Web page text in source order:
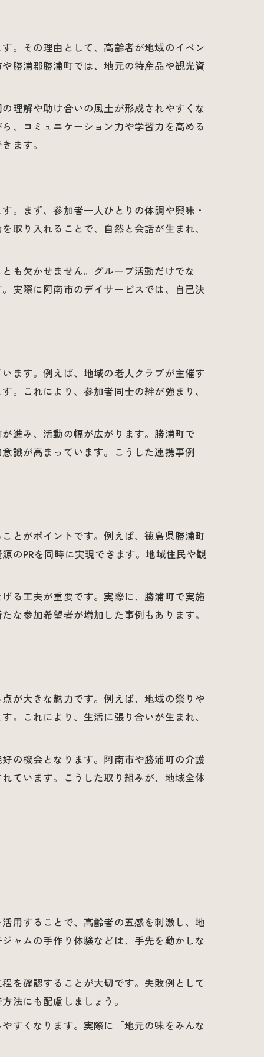
。その理由として、高齢者が地域のイベン
勝浦郡勝浦町では、地元の特産品や観光資
理解や助け合いの風土が形成されやすくな
、コミュニケーション力や学習力を高める
ます。
。まず、参加者一人ひとりの体調や興味・
取り入れることで、自然と会話が生まれ、
も欠かせません。グループ活動だけでな
実際に阿南市のデイサービスでは、自己決
ます。例えば、地域の老人クラブが主催す
。これにより、参加者同士の絆が強まり、
進み、活動の幅が広がります。勝浦町で
識が高まっています。こうした連携事例
とがポイントです。例えば、徳島県勝浦町
のPRを同時に実現できます。地域住民や観
る工夫が重要です。実際に、勝浦町で実施
な参加希望者が増加した事例もあります。
が大きな魅力です。例えば、地域の祭りや
。これにより、生活に張り合いが生まれ、
の機会となります。阿南市や勝浦町の介護
ています。こうした取り組みが、地域全体
用することで、高齢者の五感を刺激し、地
ャムの手作り体験などは、手先を動かしな
を確認することが大切です。失敗例として
法にも配慮しましょう。
すくなります。実際に「地元の味をみんな